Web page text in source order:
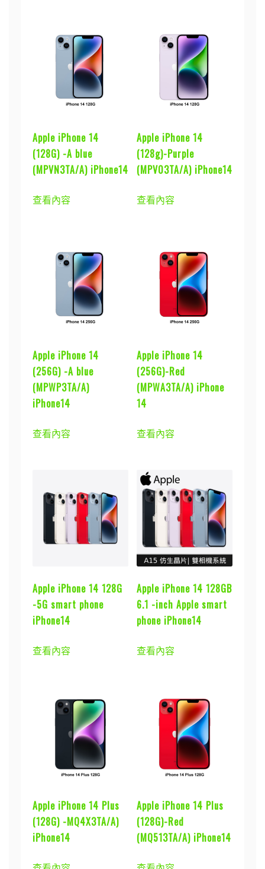
Apple iPhone 14
(128G) -A blue
(MPVN3TA/A) iPhone14
查看內容
Apple iPhone 14
(128g)-Purple
(MPV03TA/A) iPhone14
查看內容
Apple iPhone 14
(256G) -A blue
(MPWP3TA/A)
iPhone14
查看內容
Apple iPhone 14
(256G)-Red
(MPWA3TA/A) iPhone
14
查看內容
Apple iPhone 14 128G
-5G smart phone
iPhone14
查看內容
Apple iPhone 14 128GB
6.1 -inch Apple smart
phone iPhone14
查看內容
Apple iPhone 14 Plus
(128G) -MQ4X3TA/A)
iPhone14
Apple iPhone 14 Plus
(128G)-Red
(MQ513TA/A) iPhone14